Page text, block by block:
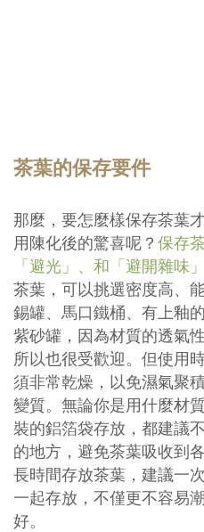
茶葉的保存要件
那麼，要怎麼樣保存茶葉
用陳化後的驚喜呢？ 保存
「避光」、和「避開雜味」
茶葉，可以挑選密度高、
錫罐、馬口鐵桶、有上釉
紫砂罐，因為材質的透氣
所以也很受歡迎。但使用
須非常乾燥，以免濕氣聚
變質。無論你是用什麼材
裝的鋁箔袋存放，都建議
的地方，避免茶葉吸收到
長時間存放茶葉，建議一
一起存放，不僅更不容易
好。